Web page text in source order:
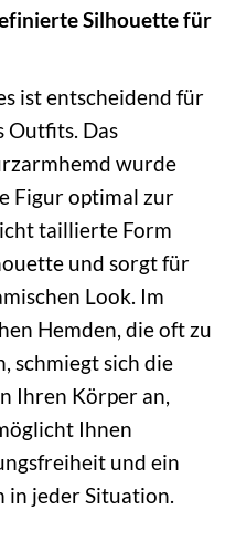
Silhouette für
ist entscheidend für
Outfits. Das
wurde
Figur optimal zur
taillierte Form
und sorgt für
Look. Im
Hemden, die oft zu
schmiegt sich die
Ihren Körper an,
Ihnen
und ein
in jeder Situation.